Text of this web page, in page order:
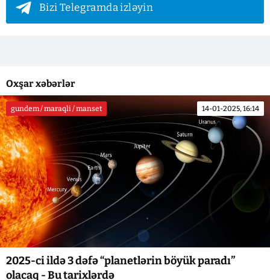
Bizi Telegramda izləyin
Oxşar xəbərlər
gundem / maraqli / manset 14-01-2025, 16:14
2025-ci ildə 3 dəfə “planetlərin böyük paradı”
olacaq - Bu tarixlərdə